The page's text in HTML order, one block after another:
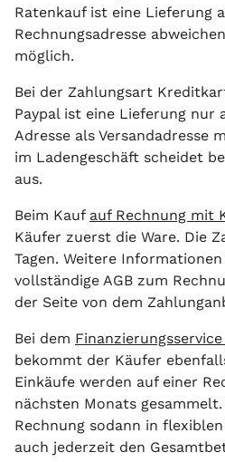
Ratenkauf ist eine Lieferung
Rechnungsadresse
möglich.
Bei der Zahlungsart
Paypal ist eine Lieferung
Adresse als Versandadresse
im Ladengeschäft scheidet
aus.
Beim Kauf auf Rechnung mit
Käufer zuerst die Ware. Die
Tagen. Weitere
vollständige AGB zum
der Seite von dem
Bei dem
bekommt der Käufer
Einkäufe werden auf einer
nächsten Monats
Rechnung sodann in
auch jederzeit den